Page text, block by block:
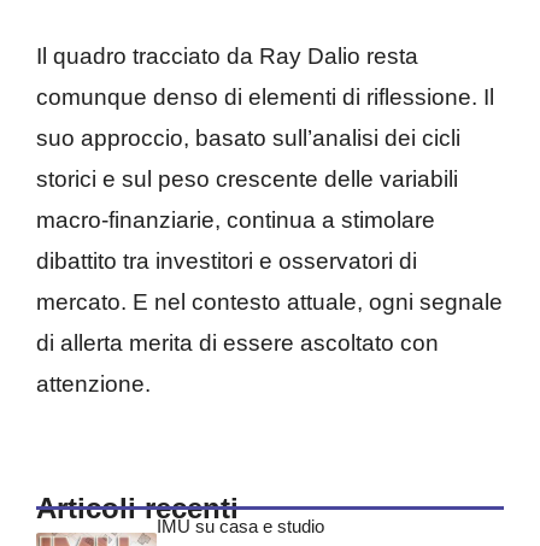
Il quadro tracciato da Ray Dalio resta
comunque denso di elementi di riflessione. Il
suo approccio, basato sull’analisi dei cicli
storici e sul peso crescente delle variabili
macro-finanziarie, continua a stimolare
dibattito tra investitori e osservatori di
mercato. E nel contesto attuale, ogni segnale
di allerta merita di essere ascoltato con
attenzione.
Articoli recenti
IMU su casa e studio